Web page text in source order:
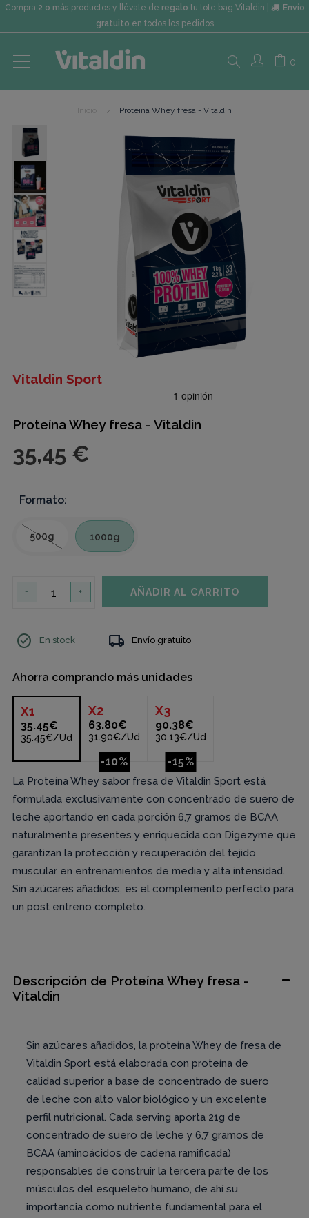
Compra 2 o más productos y llévate de regalo tu tote bag Vitaldin |
Envío
gratuito en todos los pedidos
Search
here...
0
Proteína Whey fresa - Vitaldin
Vitaldin Sport
Proteína Whey fresa - Vitaldin
35,45 €
Formato:
500g 1000g
- + AÑADIR AL CARRITO
check_circle En stock local_shipping Envío gratuito
Ahorra comprando más unidades
X1
35.45€
35.45€/Ud
X2
63.80€
31.90€/Ud
-10%
X3
90.38€
30.13€/Ud
-15%
La Proteína Whey sabor fresa de Vitaldin Sport está
formulada exclusivamente con concentrado de suero de
leche aportando en cada porción 6,7 gramos de BCAA
naturalmente presentes y enriquecida con Digezyme que
garantizan la protección y recuperación del tejido
muscular en entrenamientos de media y alta intensidad.
Sin azúcares añadidos, es el complemento perfecto para
un post entreno completo.
Descripción de Proteína Whey fresa -
Vitaldin
Sin azúcares añadidos, la proteína Whey de fresa de
Vitaldin Sport está elaborada con proteína de
calidad superior a base de concentrado de suero
de leche con alto valor biológico y un excelente
perfil nutricional. Cada serving aporta 21g de
concentrado de suero de leche y 6,7 gramos de
BCAA (aminoácidos de cadena ramificada)
responsables de construir la tercera parte de los
músculos del esqueleto humano, de ahí su
importancia como nutriente fundamental para el